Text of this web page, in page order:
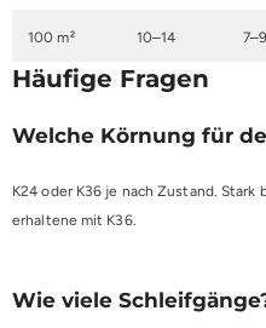
100 m² 10–14 7–9
Häufige Fragen
Welche Körnung für
K24 oder K36 je nach Zustand.
erhaltene mit K36.
Wie viele